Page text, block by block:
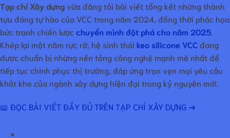
Tạp chí Xây dựngvừa đăng tải bài viết tổng kết những thành
tựu đáng tự hào của VCC trong năm 2024, đồng thời phác họa
bức tranh chiến lượcchuyển mình đột phá cho năm 2025.
Khép lại một năm rực rỡ, hệ sinh thái keo silicone VCCđang
được chuẩn bị những nền tảng công nghệ mạnh mẽ nhất để
tiếp tục chinh phục thị trường, đáp ứng trọn vẹn mọi yêu cầu
khắt khe của ngành xây dựng hiện đại trong kỷ nguyên mới.
📖 ĐỌC BÀI VIẾT ĐẦY ĐỦ TRÊN TẠP CHÍ XÂY DỰNG ➔
×